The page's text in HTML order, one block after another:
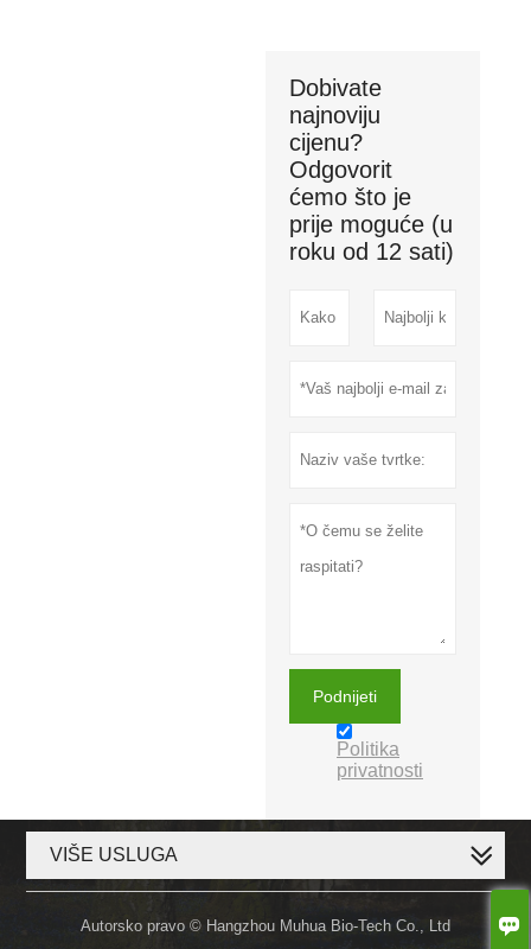

Dobivate
najnoviju
cijenu?
Odgovorit
ćemo što je
prije moguće (u
roku od 12 sati)
Podnijeti
Politika
privatnosti
VIŠE USLUGA
Autorsko pravo © Hangzhou Muhua Bio-Tech Co., Ltd